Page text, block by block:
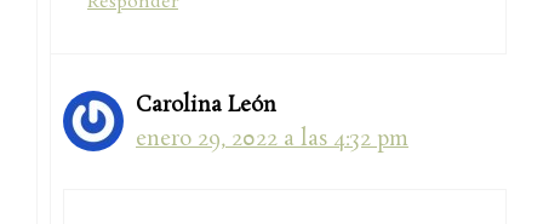
Carolina León
enero 29, 2022 a las 4:32 pm